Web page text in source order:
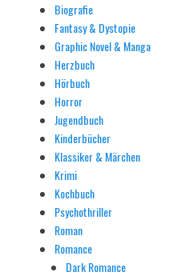
Biografie
Fantasy & Dystopie
Graphic Novel & Manga
Herzbuch
Hörbuch
Horror
Jugendbuch
Kinderbücher
Klassiker & Märchen
Krimi
Kochbuch
Psychothriller
Roman
Romance
Dark Romance